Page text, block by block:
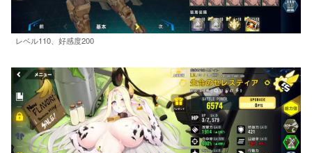
レベル110、好感度200